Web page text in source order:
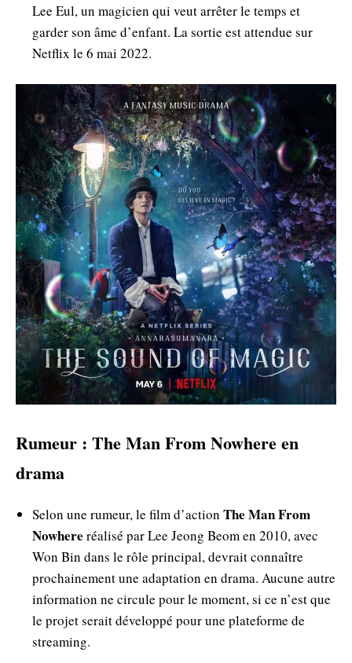
Lee Eul, un magicien qui veut arrêter le temps et
garder son âme d’enfant. La sortie est attendue sur
Netflix le 6 mai 2022.
Rumeur : The Man From Nowhere en
drama
Selon une rumeur, le film d’action The Man From
Nowhere réalisé par Lee Jeong Beom en 2010, avec
Won Bin dans le rôle principal, devrait connaître
prochainement une adaptation en drama. Aucune autre
information ne circule pour le moment, si ce n’est que
le projet serait développé pour une plateforme de
streaming.